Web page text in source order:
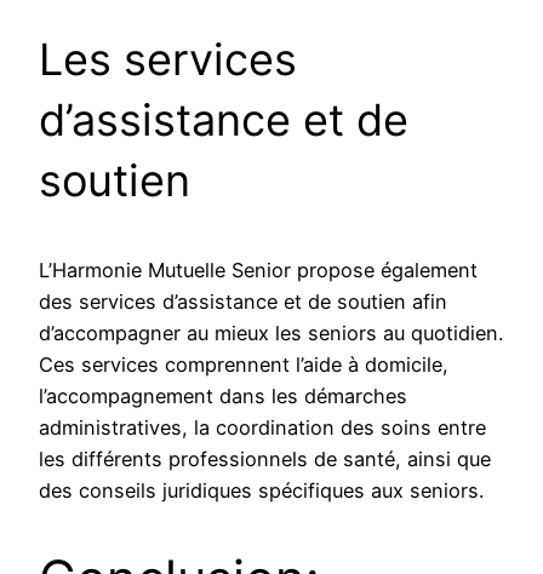
Les services
d’assistance et de
soutien
L’Harmonie Mutuelle Senior propose également
des services d’assistance et de soutien afin
d’accompagner au mieux les seniors au quotidien.
Ces services comprennent l’aide à domicile,
l’accompagnement dans les démarches
administratives, la coordination des soins entre
les différents professionnels de santé, ainsi que
des conseils juridiques spécifiques aux seniors.